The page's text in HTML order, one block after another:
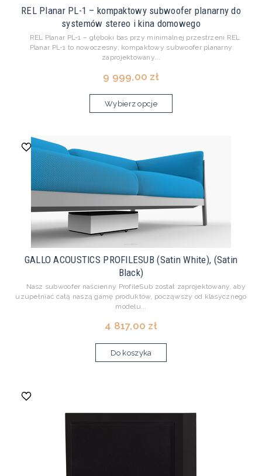
REL Planar PL-1 – kompaktowy subwoofer planarny do
systemów stereo i kina domowego
REL Planar PL-1 – głęboki bas przy minimalnej przestrzeni REL
Planar PL-1 to nowoczesny, kompaktowy subwoofer planarny
zaprojektowany...
9 999,00 zł
Wybierz opcje
GALLO ACOUSTICS PROFILESUB (Satin White), (Satin
Black)
Nasz subwoofer naścienny ProfileSub został zaprojektowany, aby
uzupełniać całą naszą gamę produktów, począwszy od klasycznego
modelu...
4 817,00 zł
Do koszyka